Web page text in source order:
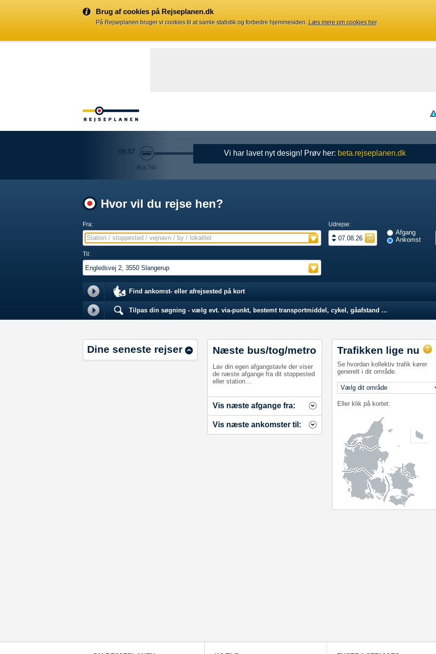
Brug af cookies på Rejseplanen.dk
På Rejseplanen bruger vi cookies til at samle statistik og forbedre hjemmesiden. Læs mere om cookies her.
Vi har lavet nyt design! Prøv her: beta.rejseplanen.dk
Hvor vil du rejse hen?
Fra:
Station / stoppested / vejnavn / by / lokalitet
Udrejse:
Afgang
Ankomst
Til:
Find ankomst- eller afrejsested på kort
Tilpas din søgning - vælg evt. via-punkt, bestemt transportmiddel, cykel, gåafstand ...
Dine seneste rejser Næste bus/tog/metro
Lav din egen afgangstavle der viser
de næste afgange fra dit stoppested
eller station...
Vis næste afgange fra:
Vis næste ankomster til:
Trafikken lige nu
Se hvordan kollektiv trafik kører
generelt i dit område.
Eller klik på kortet: